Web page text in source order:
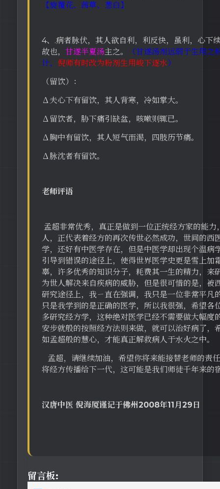
【旋覆花、茜草、葱白】
4、.病者脉伏，其人欲自利，利反快，虽利，心下
故也， 甘遂半夏汤主之。
（甘遂汤剂远弱于生用之
计， 倪师有时改为粉剂生用峻下逐水）
（留饮）：
∆夫心下有留饮，其人背寒，冷如掌大。
∆留饮者，胁下痛引缺盆，咳嗽则辄已。
∆胸中有留饮，其人短气而渴，四肢历节痛。
∆脉沈者有留饮。
老师评语
孟超非常优秀，真正是做到一位正统经方家的能力
人，正代表着经方的再次传世必然成功，世间的西
学，还好有中医学存在，但是中医学却出现个温病
引导到错误的途径上，使得世界医学史更是雪上加
辜，许多优秀的知识分子，耗费其一生的精力，来
为世人解决来自疾病的威胁，但是很可惜的是，被
研究途径上，我ㄧ直在强调，我只是一位非常平凡
只是我学到的是正确的医学，所以我很强，希望各
多研究经方学，这种绝对医学已经不需要做大幅度
安步就般的按照经方法则来做，就可以治好病了，
如孟超般的慧心，才能真正解救病人于水火之中。
孟超，请继续加油，希望你将来能接替老师的责
将经方传播给下一代，这可能是我们师徒千年来的
汉唐中医 倪海厦谨记于佛州2008年11月29日
留言板: